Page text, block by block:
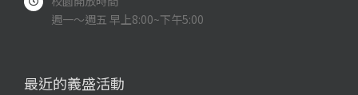
週一～週五 早上8:00~下午5:00
最近的義盛活動